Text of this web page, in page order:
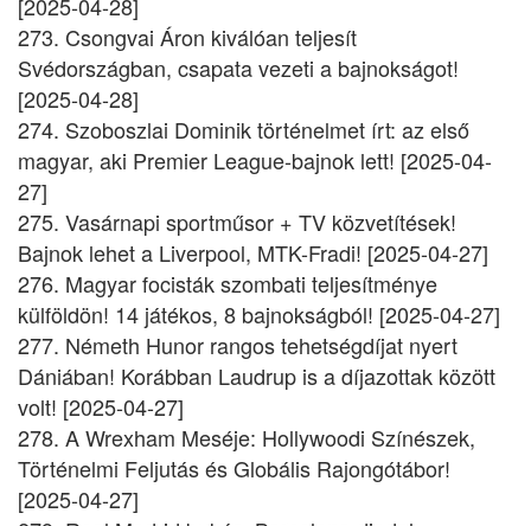
273. Csongvai Áron kiválóan teljesít
Svédországban, csapata vezeti a bajnokságot!
[2025-04-28]
274. Szoboszlai Dominik történelmet írt: az első
magyar, aki Premier League-bajnok lett! [2025-04-
27]
275. Vasárnapi sportműsor + TV közvetítések!
Bajnok lehet a Liverpool, MTK-Fradi! [2025-04-27]
276. Magyar focisták szombati teljesítménye
külföldön! 14 játékos, 8 bajnokságból! [2025-04-27]
277. Németh Hunor rangos tehetségdíjat nyert
Dániában! Korábban Laudrup is a díjazottak között
volt! [2025-04-27]
278. A Wrexham Meséje: Hollywoodi Színészek,
Történelmi Feljutás és Globális Rajongótábor!
[2025-04-27]